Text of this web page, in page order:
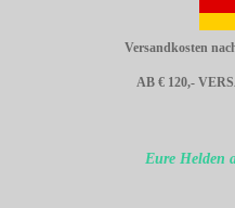
Versandkosten
AB € 120,-
Eure Helden